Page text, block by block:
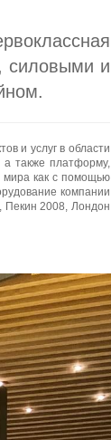
силовыми и
и услуг в области
а также платформу,
мира как с помощью
компании
Пекин 2008, Лондон